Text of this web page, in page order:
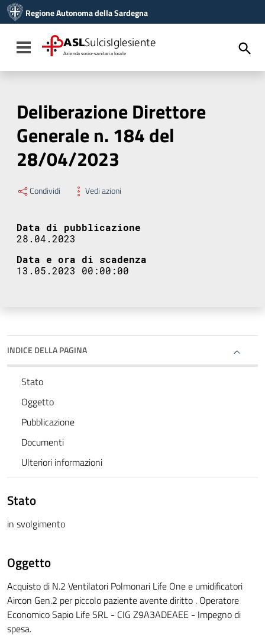
Vai al menu di navigazione
Vai al footer
Regione Autonoma della Sardegna
Toggle navigation
ASLSulcisIglesiente
Azienda socio-sanitaria locale
Deliberazione Direttore
Generale n. 184 del
28/04/2023
Condividi Vedi azioni
Data di pubblicazione
28.04.2023
Data e ora di scadenza
13.05.2023 00:00:00
INDICE DELLA PAGINA
Stato
Oggetto
Pubblicazione
Documenti
Ulteriori informazioni
Stato
in svolgimento
Oggetto
Acquisto di N.2 Ventilatori Polmonari Life One e umidificatori
Aircon Gen.2 per piccolo paziente avente diritto . Operatore
Economico Sapio Life SRL - CIG Z9A3ADEAEE - Impegno di
spesa.